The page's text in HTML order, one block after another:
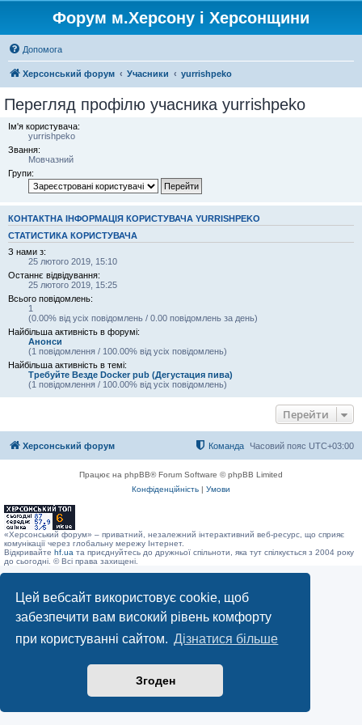
Цей вебсайт використовує cookie, щоб
забезпечити вам високий рівень комфорту
при користуванні сайтом. Дізнатися більше
Згоден
Форум м.Херсону і Херсонщини
Допомога
Херсонський форум Учасники yurrishpeko
Перегляд профілю учасника yurrishpeko
Ім'я користувача:
yurrishpeko
Звання:
Мовчазний
Групи:
КОНТАКТНА ІНФОРМАЦІЯ КОРИСТУВАЧА YURRISHPEKO
СТАТИСТИКА КОРИСТУВАЧА
З нами з:
25 лютого 2019, 15:10
Останнє відвідування:
25 лютого 2019, 15:25
Всього повідомлень:
1
(0.00% від усіх повідомлень / 0.00 повідомлень за день)
Найбільша активність в форумі:
Анонси
(1 повідомлення / 100.00% від усіх повідомлень)
Найбільша активність в темі:
Требуйте Везде Docker pub (Дегустация пива)
(1 повідомлення / 100.00% від усіх повідомлень)
Перейти
Херсонський форум Часовий пояс UTC+03:00
Команда
Працює на phpBB® Forum Software © phpBB Limited
Конфіденційність | Умови
«Херсонський форум» – приватний, незалежний інтерактивний веб-ресурс, що сприяє
комунікації через глобальну мережу Інтернет.
Відкривайте hf.ua та приєднуйтесь до дружньої спільноти, яка тут спілкується з 2004 року
до сьогодні. © Всі права захищені.